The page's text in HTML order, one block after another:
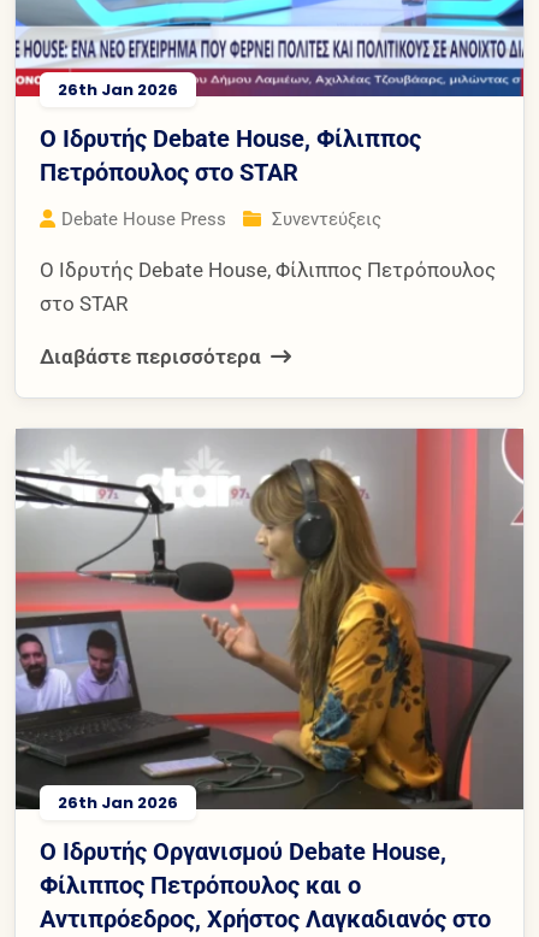
26th Jan 2026
Ο Ιδρυτής Debate House, Φίλιππος
Πετρόπουλος στο STAR
Debate House Press Συνεντεύξεις
Ο Ιδρυτής Debate House, Φίλιππος Πετρόπουλος
στο STAR
Διαβάστε περισσότερα
26th Jan 2026
Ο Ιδρυτής Οργανισμού Debate House,
Φίλιππος Πετρόπουλος και ο
Αντιπρόεδρος, Χρήστος Λαγκαδιανός στο